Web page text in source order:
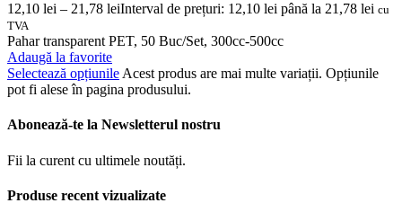
12,10 lei – 21,78 leiInterval de prețuri: 12,10 lei până la 21,78 lei cu
TVA
Pahar transparent PET, 50 Buc/Set, 300cc-500cc
Adaugă la favorite
Selectează opțiunile Acest produs are mai multe variații. Opțiunile
pot fi alese în pagina produsului.
Abonează-te la Newsletterul nostru
Fii la curent cu ultimele noutăți.
Produse recent vizualizate